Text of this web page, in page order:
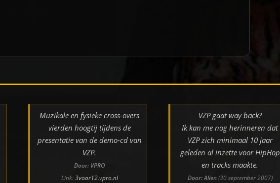
Muzikale en fysieke cross-overs
vierden hoogtij tijdens de
presentatie van de demo-cd van
VZP.
Door: VPRO
Link:3voor12.vpro.nl
VZP gaat way back?
Ik kan me nog herinneren dat
VZP zich minimaal 10 jaar
geleden al inzette voor HipHop
en tracks maakte.
Door: Alien(30 september 2007)